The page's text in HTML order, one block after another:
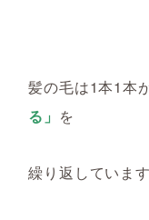
髪の毛は1本1本
る」 を
繰り返しています